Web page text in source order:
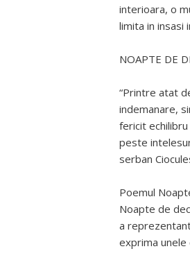
interioara, o
limita in insasi
NOAPTE DE
“Printre atat
indemanare,
fericit
peste
serban
Poemul
Noapte de
a
exprima